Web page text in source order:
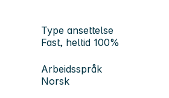
Type ansettelse
Fast, heltid 100%
Arbeidsspråk
Norsk